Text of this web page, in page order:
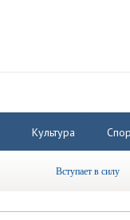
Культура
Вступает в силу